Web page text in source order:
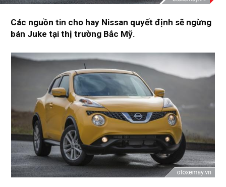
Các nguồn tin cho hay Nissan quyết định sẽ ngừng
bán Juke tại thị trường Bắc Mỹ.